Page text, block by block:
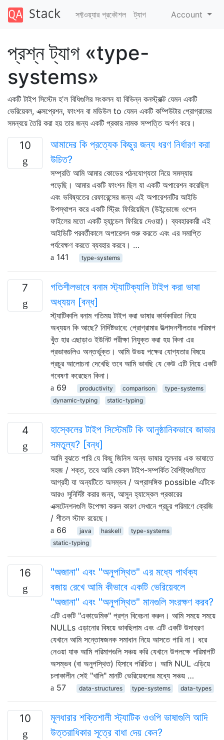
সফ্টওয়্যার প্রকৌশল ট্যাগ Account
প্রশ্ন ট্যাগ «type-
systems»
একটি টাইপ সিস্টেম হ'ল বিধিগুলির সংকলন যা বিভিন্ন কনস্ট্রাক্ট যেমন একটি
ভেরিয়েবল, এক্সপ্রেশন, ফাংশন বা মডিউল to যেমন একটি কম্পিউটার প্রোগ্রামের
সমন্বয়ে তৈরি করা হয় তার জন্য একটি প্রকার নামক সম্পত্তি অর্পণ করে।
10
আমাদের কি প্রত্যেক কিছুর জন্য ধরণ নির্ধারণ করা
উচিত?
সম্প্রতি আমি আমার কোডের পঠনযোগ্যতা নিয়ে সমস্যায়
পড়েছি। আমার একটি ফাংশন ছিল যা একটি অপারেশন করেছিল
এবং ভবিষ্যতের রেফারেন্সের জন্য এই অপারেশনটির আইডি
উপস্থাপন করে একটি স্ট্রিং ফিরিয়েছিল (উইন্ডোজে ওপেন
ফাইলের মতো একটি হ্যান্ডেল ফিরিয়ে দেওয়া)। ব্যবহারকারী এই
আইডিটি পরবর্তীকালে অপারেশন শুরু করতে এবং এর সমাপ্তি
পর্যবেক্ষণ করতে ব্যবহার করবে। …
141
type-systems
7
গতিশীলভাবে বনাম স্ট্যাটিক্যালি টাইপ করা ভাষা
অধ্যয়ন [বন্ধ]
স্ট্যাটিকালি বনাম গতিময় টাইপ করা ভাষার কার্যকারিতা নিয়ে
অধ্যয়ন কি আছে? নির্দিষ্টভাবে: প্রোগ্রামার উত্পাদনশীলতার পরিমাপ
খুঁত হার এছাড়াও ইউনিট পরীক্ষা নিযুক্ত করা হয় কিনা এর
প্রভাবগুলিও অন্তর্ভুক্ত। আমি উভয় পক্ষের যোগ্যতার বিষয়ে
প্রচুর আলোচনা দেখেছি তবে আমি ভাবছি যে কেউ এটি নিয়ে একটি
গবেষণা করেছেন কিনা।
69
productivity comparison
type-systems
dynamic-typing
static-typing
4
হাস্কেলের টাইপ সিস্টেমটি কি আনুষ্ঠানিকভাবে জাভার
সমতুল্য? [বন্ধ]
আমি বুঝতে পারি যে কিছু জিনিস অন্য ভাষার তুলনায় এক ভাষাতে
সহজ / শক্ত, তবে আমি কেবল টাইপ-সম্পর্কিত বৈশিষ্ট্যগুলিতে
আগ্রহী যা অন্যটিতে অসম্ভব / অপ্রাসঙ্গিক possible এটিকে
আরও সুনির্দিষ্ট করার জন্য, আসুন হ্যাস্কেল প্রকারের
এক্সটেনশনগুলি উপেক্ষা করুন কারণ সেখানে প্রচুর পরিমাণে ক্রেজি
/ শীতল স্টাফ রয়েছে।
66
java haskell
type-systems
static-typing
16
"অজানা" এবং "অনুপস্থিত" এর মধ্যে পার্থক্য
বজায় রেখে আমি কীভাবে একটি ভেরিয়েবলে
"অজানা" এবং "অনুপস্থিত" মানগুলি সংরক্ষণ করব?
এটি একটি "একাডেমিক" প্রশ্ন বিবেচনা করুন। আমি সময়ে সময়ে
NULLs এড়ানোর বিষয়ে ভাবছিলাম এবং এটি একটি উদাহরণ
যেখানে আমি সন্তোষজনক সমাধান নিয়ে আসতে পারি না। ধরে
নেওয়া যাক আমি পরিমাপগুলি সঞ্চয় করি যেখানে উপলক্ষে পরিমাপটি
অসম্ভব (বা অনুপস্থিত) হিসাবে পরিচিত। আমি NUL এড়িয়ে
চলাকালীন সেই "খালি" মানটি ভেরিয়েবলের মধ্যে সঞ্চয় …
57
data-structures type-systems data-types
10
মূলধারার শক্তিশালী স্ট্যাটিক ওওপি ভাষাগুলি আদি
উত্তরাধিকার সূত্রে বাধা দেয় কেন?